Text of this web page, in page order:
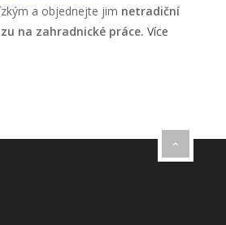
a objednejte jim netradiční
na zahradnické práce. Více